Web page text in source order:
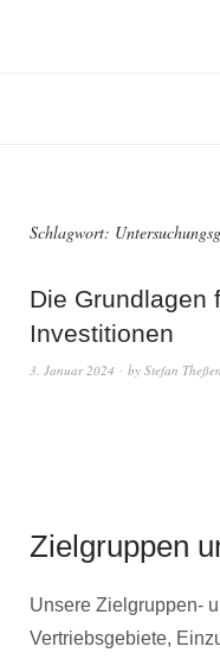
Schlagwort:
Die Grundlagen
Investitionen
3. Januar 2024 by Stefan
Zielgruppen
Unsere Zielgruppen-
Vertriebsgebiete,